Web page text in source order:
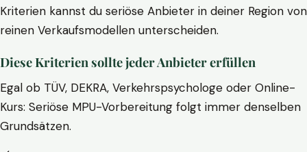
Kriterien kannst du seriöse Anbieter in deiner Region von
reinen Verkaufsmodellen unterscheiden.
Diese Kriterien sollte jeder Anbieter erfüllen
Egal ob TÜV, DEKRA, Verkehrspsychologe oder Online-
Kurs: Seriöse MPU-Vorbereitung folgt immer denselben
Grundsätzen.